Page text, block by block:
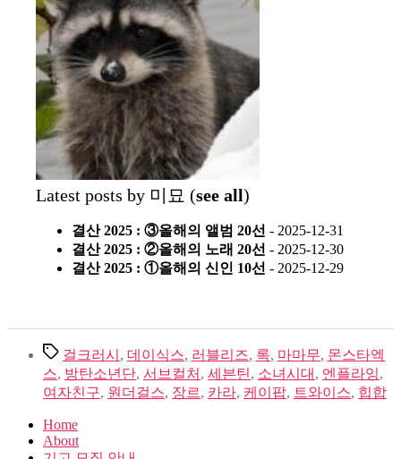
Latest posts by 미묘 (see all)
결산 2025 : ③올해의 앨범 20선 - 2025-12-31
결산 2025 : ②올해의 노래 20선 - 2025-12-30
결산 2025 : ①올해의 신인 10선 - 2025-12-29
Tags걸크러시 , 데이식스, 러블리즈, 록, 마마무, 몬스타엑
스, 방탄소년단, 서브컬처 , 세븐틴, 소녀시대 , 엔플라잉,
여자친구, 원더걸스, 장르, 카라, 케이팝, 트와이스, 힙합
Home
About